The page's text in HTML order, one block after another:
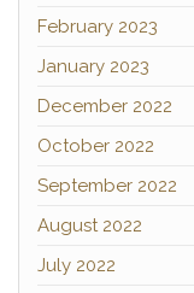
February 2023
January 2023
December 2022
October 2022
September 2022
August 2022
July 2022